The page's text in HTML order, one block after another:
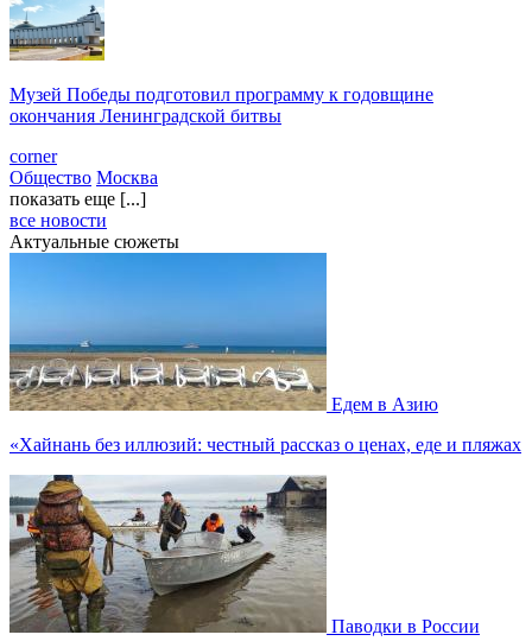
Музей Победы подготовил программу к годовщине
окончания Ленинградской битвы
corner
Общество Москва
показать еще [...]
все новости
Актуальные сюжеты
Едем в Азию
«Хайнань без иллюзий: честный рассказ о ценах, еде и пляжах
Паводки в России